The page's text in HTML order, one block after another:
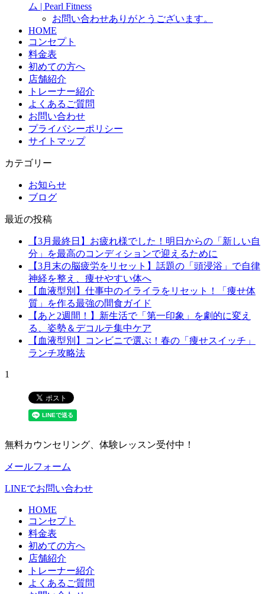
ム | Pearl Fitness
お問い合わせありがとうございます。
HOME
コンセプト
料金表
初めての方へ
店舗紹介
トレーナー紹介
よくあるご質問
お問い合わせ
プライバシーポリシー
サイトマップ
カテゴリー
お知らせ
ブログ
最近の投稿
【3月最終日】お疲れ様でした！明日からの「新しい自
分」を最高のコンディションで迎えるために
【3月末の脳疲労をリセット】話題の「頭浸浴」で自律
神経を整え、痩せやすい体へ
【血液型別】仕事中のイライラをリセット！「痩せ体
質」を作る最強の間食ガイド
【あと2週間！】新生活で「第一印象」を劇的に変え
る、姿勢＆デコルテ集中ケア
【血液型別】コンビニで選ぶ！春の「痩せスイッチ」
ランチ攻略法
1
無料カウンセリング、体験レッスン受付中！
メールフォーム
LINEでお問い合わせ
HOME
コンセプト
料金表
初めての方へ
店舗紹介
トレーナー紹介
よくあるご質問